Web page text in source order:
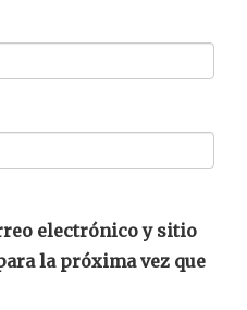
electrónico y sitio
la próxima vez que